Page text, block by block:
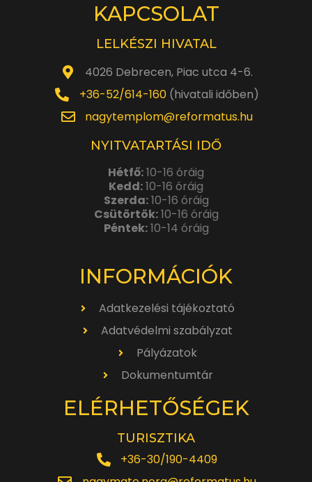
KAPCSOLAT
LELKÉSZI HIVATAL
4026 Debrecen, Piac utca 4-6.
+36-52/614-160(hivatali időben)
nagytemplom@reformatus.hu
NYITVATARTÁSI IDŐ
Hétfő:10-16 óráig
Kedd:10-16 óráig
Szerda:10-16 óráig
Csütörtök:10-16 óráig
Péntek:10-14 óráig
INFORMÁCIÓK
Adatkezelési tájékoztató
Adatvédelmi szabályzat
Pályázatok
Dokumentumtár
ELÉRHETŐSÉGEK
TURISZTIKA
+36-30/190-4409